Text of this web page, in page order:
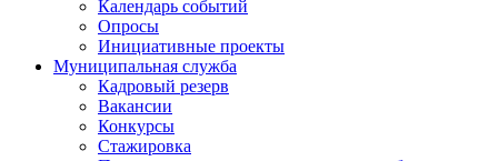
Календарь событий
Опросы
Инициативные проекты
Муниципальная служба
Кадровый резерв
Вакансии
Конкурсы
Стажировка